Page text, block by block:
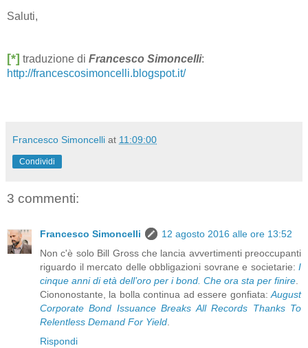
Saluti,
[*] traduzione di Francesco Simoncelli:
http://francescosimoncelli.blogspot.it/
Francesco Simoncelli at 11:09:00
Condividi
3 commenti:
Francesco Simoncelli
12 agosto 2016 alle ore 13:52
Non c'è solo Bill Gross che lancia avvertimenti preoccupanti
riguardo il mercato delle obbligazioni sovrane e societarie: I
cinque anni di età dell’oro per i bond. Che ora sta per finire.
Ciononostante, la bolla continua ad essere gonfiata:August
Corporate Bond Issuance Breaks All Records Thanks To
Relentless Demand For Yield.
Rispondi